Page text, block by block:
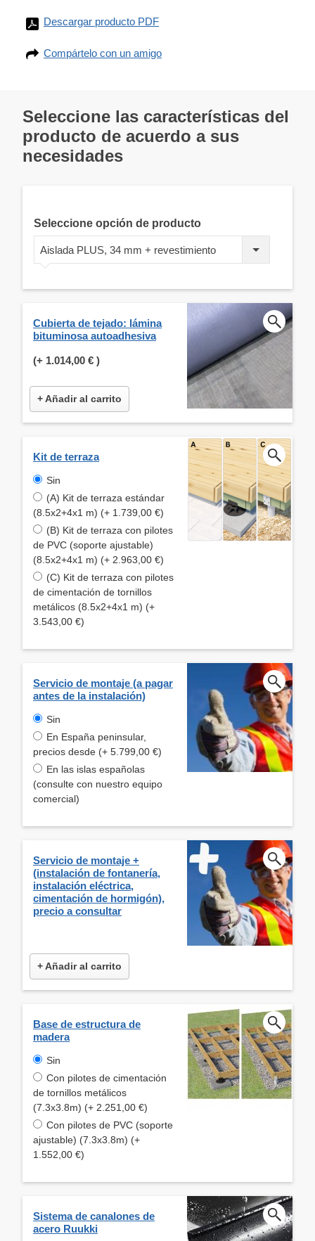
Descargar producto PDF
Compártelo con un amigo
Seleccione las características del
producto de acuerdo a sus
necesidades
Seleccione opción de producto
Aislada PLUS, 34 mm + revestimiento
Cubierta de tejado: lámina
bituminosa autoadhesiva
(+ 1.014,00 € )
+ Añadir al carrito
Kit de terraza
Sin
(A) Kit de terraza estándar
(8.5x2+4x1 m) (+ 1.739,00 €)
(B) Kit de terraza con pilotes
de PVC (soporte ajustable)
(8.5x2+4x1 m) (+ 2.963,00 €)
(C) Kit de terraza con pilotes
de cimentación de tornillos
metálicos (8.5x2+4x1 m) (+
3.543,00 €)
Servicio de montaje (a pagar
antes de la instalación)
Sin
En España peninsular,
precios desde (+ 5.799,00 €)
En las islas españolas
(consulte con nuestro equipo
comercial)
Servicio de montaje +
(instalación de fontanería,
instalación eléctrica,
cimentación de hormigón),
precio a consultar
+ Añadir al carrito
Base de estructura de
madera
Sin
Con pilotes de cimentación
de tornillos metálicos
(7.3x3.8m) (+ 2.251,00 €)
Con pilotes de PVC (soporte
ajustable) (7.3x3.8m) (+
1.552,00 €)
Sistema de canalones de
acero Ruukki